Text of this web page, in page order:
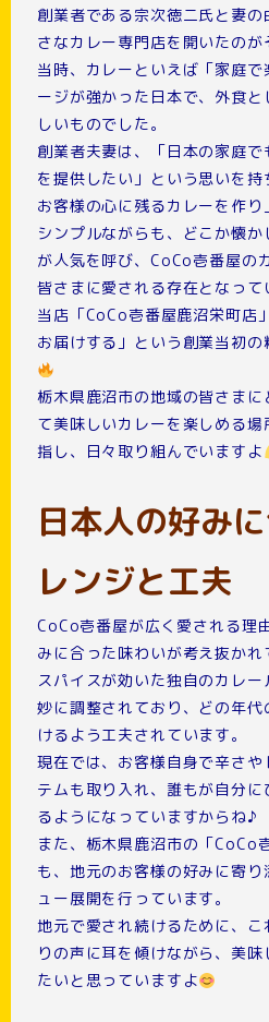
創業者である宗次徳二氏と妻
さなカレー専門店を開いたのが
当時、カレーといえば「家庭
ージが強かった日本で、外食
しいものでした。
創業者夫妻は、「日本の家庭
を提供したい」という思いを持
お客様の心に残るカレーを作り
シンプルながらも、どこか懐
が人気を呼び、CoCo壱番屋の
皆さまに愛される存在となって
当店「CoCo壱番屋鹿沼栄町店
お届けする」という創業当初
栃木県鹿沼市の地域の皆さまに
て美味しいカレーを楽しめる
指し、日々取り組んでいますよ
日本人の好み
レンジと工夫
CoCo壱番屋が広く愛される理
みに合った味わいが考え抜かれ
スパイスが効いた独自のカレ
妙に調整されており、どの年
けるよう工夫されています。
現在では、お客様自身で辛さ
テムも取り入れ、誰もが自分
るようになっていますからね♪
また、栃木県鹿沼市の「CoCo
も、地元のお客様の好みに寄
ュー展開を行っています。
地元で愛され続けるために、こ
りの声に耳を傾けながら、美
たいと思っていますよ